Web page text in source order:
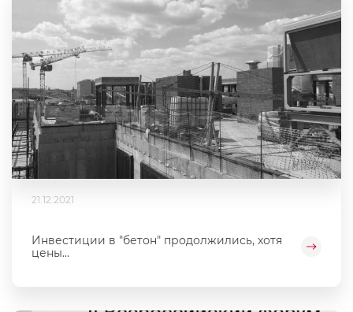
21.12.2021
Инвестиции в "бетон" продолжились, хотя
цены...